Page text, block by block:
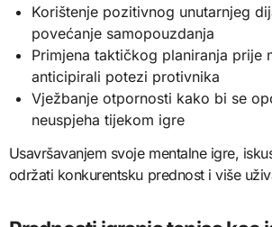
Korištenje pozitivnog unutarnjeg
povećanje samopouzdanja
Primjena taktičkog planiranja prije
anticipirali potezi protivnika
Vježbanje otpornosti kako bi se
neuspjeha tijekom igre
Usavršavanjem svoje mentalne igre,
održati konkurentsku prednost i više